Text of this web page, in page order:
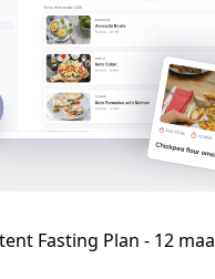
Fasting Plan - 12